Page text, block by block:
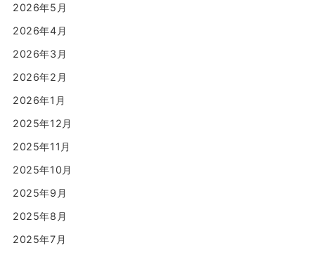
2026年5月
2026年4月
2026年3月
2026年2月
2026年1月
2025年12月
2025年11月
2025年10月
2025年9月
2025年8月
2025年7月